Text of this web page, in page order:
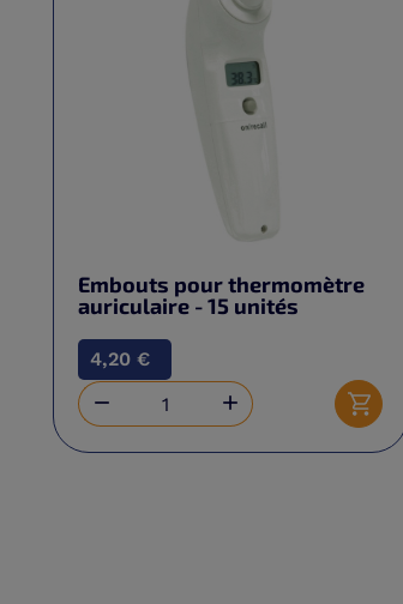
Embouts pour thermomètre
auriculaire - 15 unités
4,20 €
 